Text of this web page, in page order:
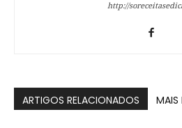
http://
ARTIGOS RELACIONADOS MAIS